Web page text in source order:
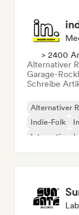
> 2400
Alternativer
Garage-Rock
Schreibe
Alternativer
Indie-Folk